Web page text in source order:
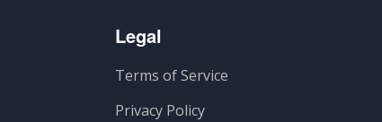
Legal
Terms of Service
Privacy Policy